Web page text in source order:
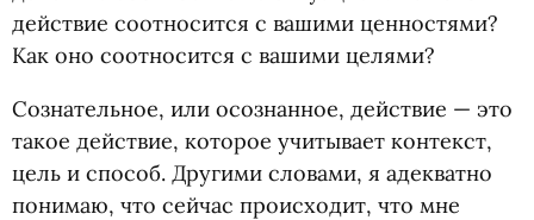
действие соотносится с вашими ценностями?
Как оно соотносится с вашими целями?
Сознательное, или осознанное, действие — это
такое действие, которое учитывает контекст,
цель и способ. Другими словами, я адекватно
понимаю, что сейчас происходит, что мне